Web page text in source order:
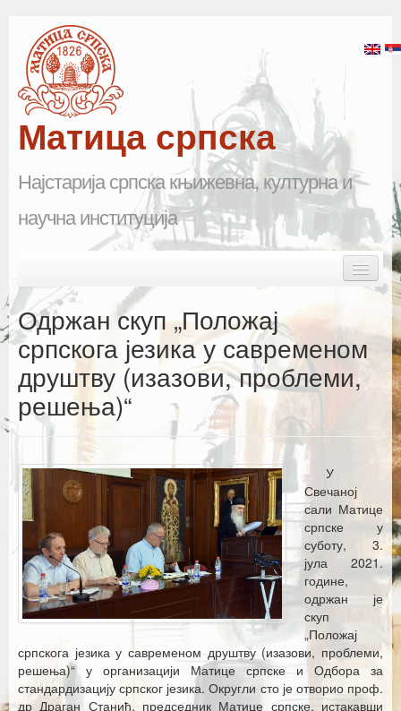
Матица српска
Најстарија српска књижевна, културна и
научна институција
Почетна
Матица српска
Научна одељења
Каталог издања
Летопис Матице српске
Гласник Матице српске
Е–издања
Вести
Најаве
Одржан скуп „Положај
српскога језика у савременом
друштву (изазови, проблеми,
решења)“
У
Свечаној
сали Матице
српске у
суботу, 3.
јула 2021.
године,
одржан је
скуп
„Положај
српскога језика у савременом друштву (изазови, проблеми,
решења)“ у организацији Матице српске и Одбора за
стандардизацију српског језика. Округли сто је отворио проф.
др Драган Станић, председник Матице српске, истакавши